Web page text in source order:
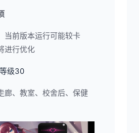
当前版本运行可能较卡
进行优化
级30
廊、教室、校舍后、保健